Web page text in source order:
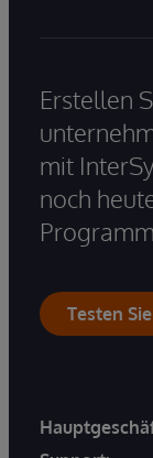
Erstellen
mit
noch
Testen